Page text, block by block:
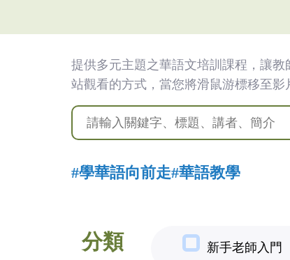
灣)
提供多元主題之華語文培訓課程，讓
站觀看的方式，當您將滑鼠游標移至影
#學華語向前走#華語教學
分類 新手老師入門